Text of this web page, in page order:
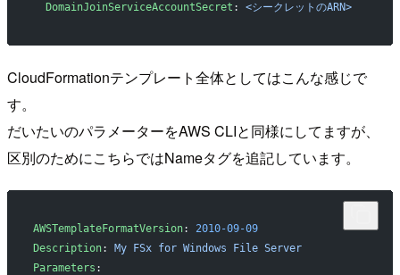
  DomainJoinServiceAccountSecret
: <シークレットのARN>
CloudFormationテンプレート全体としてはこんな感じで
す。
だいたいのパラメーターをAWS CLIと同様にしてますが、
区別のためにこちらではNameタグを追記しています。
AWSTemplateFormatVersion: 2010-09-09
Description: My FSx for Windows File Server
Parameters :